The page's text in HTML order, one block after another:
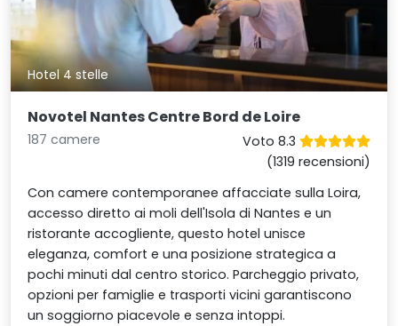
Hotel 4 stelle
Novotel Nantes Centre Bord de Loire
187 camere
Voto 8.3
(1319 recensioni)
Con camere contemporanee affacciate sulla Loira,
accesso diretto ai moli dell'Isola di Nantes e un
ristorante accogliente, questo hotel unisce
eleganza, comfort e una posizione strategica a
pochi minuti dal centro storico. Parcheggio privato,
opzioni per famiglie e trasporti vicini garantiscono
un soggiorno piacevole e senza intoppi.